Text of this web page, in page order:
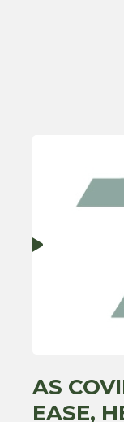
AS
EASE,